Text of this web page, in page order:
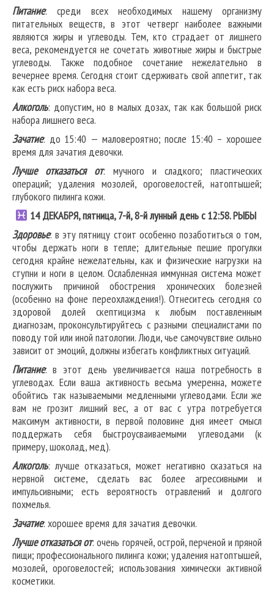
Питание: среди всех необходимых нашему организму
питательных веществ, в этот четверг наиболее важными
являются жиры и углеводы. Тем, кто страдает от лишнего
веса, рекомендуется не сочетать животные жиры и быстрые
углеводы. Также подобное сочетание нежелательно в
вечернее время. Сегодня стоит сдерживать свой аппетит, так
как есть риск набора веса.
Алкоголь: допустим, но в малых дозах, так как большой риск
набора лишнего веса.
Зачатие: до 15:40 — маловероятно; после 15:40 – хорошее
время для зачатия девочки.
Лучше отказаться от: мучного и сладкого; пластических
операций; удаления мозолей, ороговелостей, натоптышей;
глубокого пилинга кожи.
14ДЕКАБРЯ, пятница, 7-й, 8-й лунный день с 12:58.РЫБЫ
Здоровье: в эту пятницу стоит особенно позаботиться о том,
чтобы держать ноги в тепле; длительные пешие прогулки
сегодня крайне нежелательны, как и физические нагрузки на
ступни и ноги в целом. Ослабленная иммунная система может
послужить причиной обострения хронических болезней
(особенно на фоне переохлаждения!). Отнеситесь сегодня со
здоровой долей скептицизма к любым поставленным
диагнозам, проконсультируйтесь с разными специалистами по
поводу той или иной патологии. Люди, чье самочувствие сильно
зависит от эмоций, должны избегать конфликтных ситуаций.
Питание: в этот день увеличивается наша потребность в
углеводах. Если ваша активность весьма умеренна, можете
обойтись так называемыми медленными углеводами. Если же
вам не грозит лишний вес, а от вас с утра потребуется
максимум активности, в первой половине дня имеет смысл
поддержать себя быстроусваиваемыми углеводами (к
примеру, шоколад, мед).
Алкоголь: лучше отказаться, может негативно сказаться на
нервной системе, сделать вас более агрессивными и
импульсивными; есть вероятность отравлений и долгого
похмелья.
Зачатие: хорошее время для зачатия девочки.
Лучше отказаться от: очень горячей, острой, перченой и пряной
пищи; профессионального пилинга кожи; удаления натоптышей,
мозолей, ороговелостей; использования химически активной
косметики.